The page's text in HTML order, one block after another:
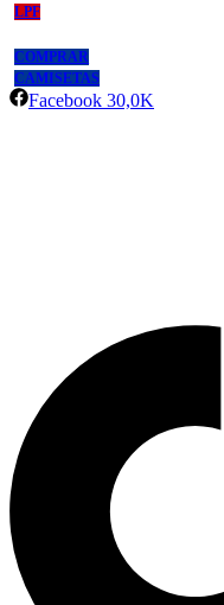
LPF
COMPRAR
CAMISETAS
Facebook 30,0K